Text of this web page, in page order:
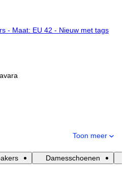
- Maat: EU 42 - Nieuw met tags
Toon meer
Damesschoenen